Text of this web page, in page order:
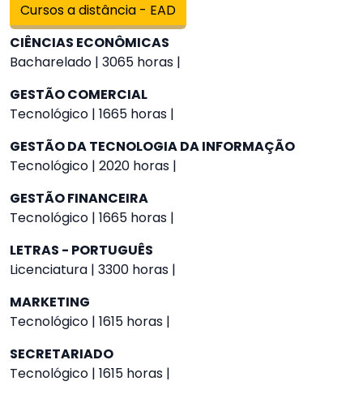
Cursos a distância - EAD
CIÊNCIAS ECONÔMICAS
Bacharelado | 3065 horas |
GESTÃO COMERCIAL
Tecnológico | 1665 horas |
GESTÃO DA TECNOLOGIA DA INFORMAÇÃO
Tecnológico | 2020 horas |
GESTÃO FINANCEIRA
Tecnológico | 1665 horas |
LETRAS - PORTUGUÊS
Licenciatura | 3300 horas |
MARKETING
Tecnológico | 1615 horas |
SECRETARIADO
Tecnológico | 1615 horas |